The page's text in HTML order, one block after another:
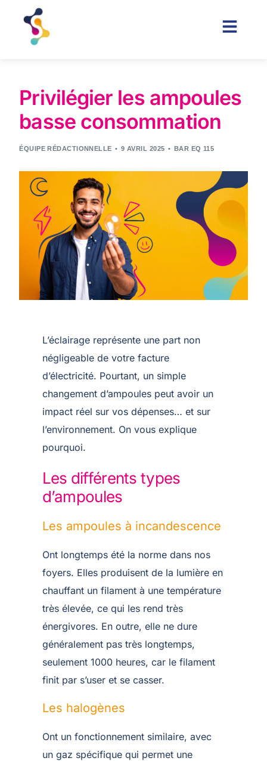
Privilégier les ampoules
basse consommation
ÉQUIPE RÉDACTIONNELLE 9 AVRIL 2025 BAR EQ 115
L’éclairage représente une part non
négligeable de votre facture
d’électricité. Pourtant, un simple
changement d’ampoules peut avoir un
impact réel sur vos dépenses… et sur
l’environnement. On vous explique
pourquoi.
Les différents types
d’ampoules
Les ampoules à incandescence
Ont longtemps été la norme dans nos
foyers. Elles produisent de la lumière en
chauffant un filament à une température
très élevée, ce qui les rend très
énergivores. En outre, elle ne dure
généralement pas très longtemps,
seulement 1000 heures, car le filament
finit par s’user et se casser.
Les halogènes
Ont un fonctionnement similaire, avec
un gaz spécifique qui permet une